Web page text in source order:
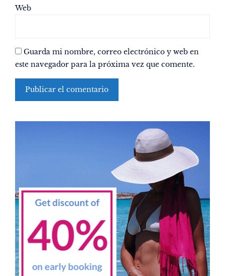
Web
Guarda mi nombre, correo electrónico y web en
este navegador para la próxima vez que comente.